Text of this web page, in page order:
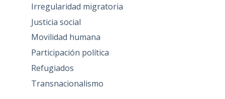
Irregularidad migratoria
Justicia social
Movilidad humana
Participación política
Refugiados
Transnacionalismo